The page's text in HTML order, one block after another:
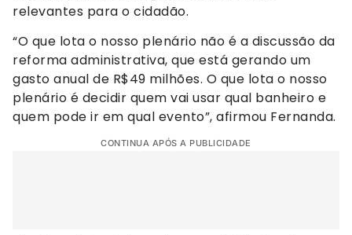
relevantes para o cidadão.
“O que lota o nosso plenário não é a discussão da
reforma administrativa, que está gerando um
gasto anual de R$49 milhões. O que lota o nosso
plenário é decidir quem vai usar qual banheiro e
quem pode ir em qual evento”, afirmou Fernanda.
CONTINUA APÓS A PUBLICIDADE